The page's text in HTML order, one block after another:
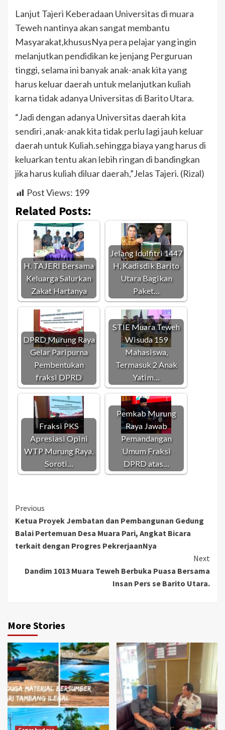
Lanjut Tajeri Keberadaan Universitas di muara
Teweh nantinya akan sangat membantu
Masyarakat,khususNya pera pelajar yang ingin
melanjutkan pendidikan ke jenjang Perguruan
tinggi, selama ini banyak anak-anak kita yang
harus keluar daerah untuk melanjutkan kuliah
karna tidak adanya Universitas di Barito Utara.
“Jadi dengan adanya Universitas daerah kita
sendiri ,anak-anak kita tidak perlu lagi jauh keluar
daerah untuk Kuliah.sehingga biaya yang harus di
keluarkan tentu akan lebih ringan di bandingkan
jika harus kuliah diluar daerah,”Jelas Tajeri. (Rizal)
Post Views: 199
Related Posts:
H. TAJERI Bersama
Keluarga Salurkan
Zakat Hartanya
Jelang Idulfitri 1447
H, Kadisdik Barito
Utara Bagikan
Paket…
DPRD Murung Raya
Gelar Paripurna
Pembentukan
fraksi DPRD
STIE Muara Teweh
Wisuda 159
Mahasiswa,
Termasuk 2 Anak
Yatim…
Fraksi PKS
Apresiasi Opini
WTP Murung Raya,
Soroti…
Pemkab Murung
Raya Jawab
Pemandangan
Umum Fraksi
DPRD atas…
Continue
Reading
Previous
Ketua Proyek Jembatan dan Pembangunan Gedung
Balai Pertemuan Desa Muara Pari, Angkat Bicara
terkait dengan Progres PekrerjaanNya
Next
Dandim 1013 Muara Teweh Berbuka Puasa Bersama
Insan Pers se Barito Utara.
More Stories